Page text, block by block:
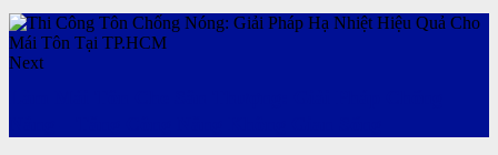
Next